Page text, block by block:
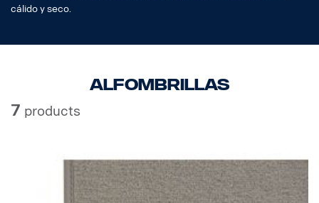
cálido y seco.
Alfombrillas
7 products